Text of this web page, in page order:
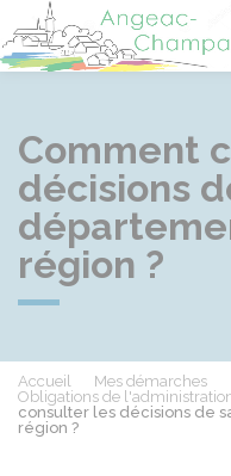
Comment
décisions
région ?
Accueil Mes démarches
Obligations de
consulter les décisions de
région ?